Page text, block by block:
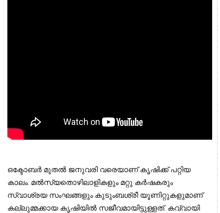
ഒക്ടോബര്‍ മുതല്‍ ജനുവരി വരെയാണ് കൃഷിക്ക് പറ്റിയ
കാലം. മല്‍സ്യതൊഴിലാളികളും മറ്റു കര്‍ഷകരും
സ്വാശ്രയ സംഘങ്ങളും കുടുംബശ്രീ യൂണിറ്റുകളുമാണ്
കല്ലുമ്മക്കായ കൃഷിയില്‍ സജീവമായിട്ടുള്ളത്. കവ്വായി